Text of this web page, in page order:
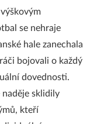
se nehraje
hale zanechala
bojovali o každý
dovednosti.
naděje sklidily
kteří